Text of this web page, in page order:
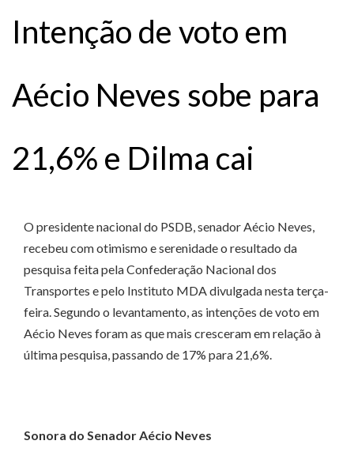
Intenção de voto em
Aécio Neves sobe para
21,6% e Dilma cai
O presidente nacional do PSDB, senador Aécio Neves,
recebeu com otimismo e serenidade o resultado da
pesquisa feita pela Confederação Nacional dos
Transportes e pelo Instituto MDA divulgada nesta terça-
feira. Segundo o levantamento, as intenções de voto em
Aécio Neves foram as que mais cresceram em relação à
última pesquisa, passando de 17% para 21,6%.
Sonora do Senador Aécio Neves